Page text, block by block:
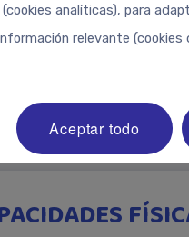
analíticas), para
relevante
Aceptar todo